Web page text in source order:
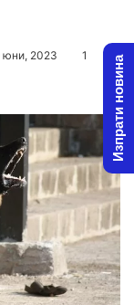
юни, 2023 1 Изпрати новина